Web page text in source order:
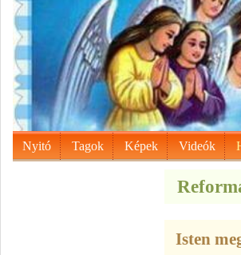
Nyitó Tagok Képek Videók
Isten